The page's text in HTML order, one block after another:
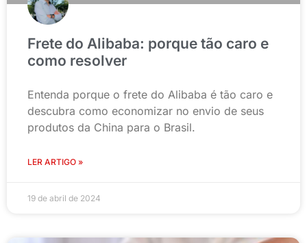
Frete do Alibaba: porque tão caro e
como resolver
Entenda porque o frete do Alibaba é tão caro e
descubra como economizar no envio de seus
produtos da China para o Brasil.
LER ARTIGO »
19 de abril de 2024